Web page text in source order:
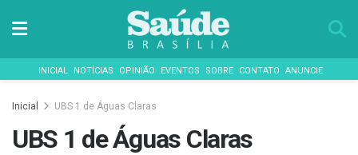
INICIAL NOTÍCIAS OPINIÃO EVENTOS SOBRE CONTATO ANUNCIE
Inicial UBS 1 de Águas Claras
UBS 1 de Águas Claras